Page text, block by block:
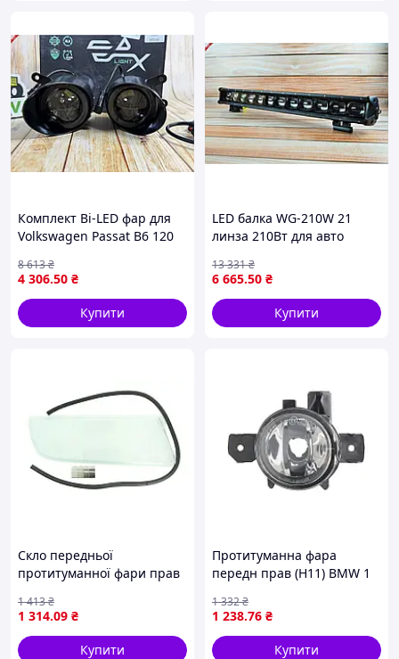
Комплект Bi-LED фар для
Volkswagen Passat B6 120
покращення видимості на
дорозі
4 306.50 ₴
8 613₴
Купити
LED балка WG-210W 21
линза 210Вт для авто
границею світла та
охолодженням
6 665.50 ₴
13 331₴
Купити
Скло передньої
протитуманної фари прав
скобами)) MAN TGS I, TGX I
06.06- GIANT 131-
MA50220GR
1 314.09 ₴
1 413₴
Купити
Протитуманна фара
передн прав (H11) BMW 1
01.04-06.13 TYC 19-0467-01-
2
1 238.76 ₴
1 332₴
Купити